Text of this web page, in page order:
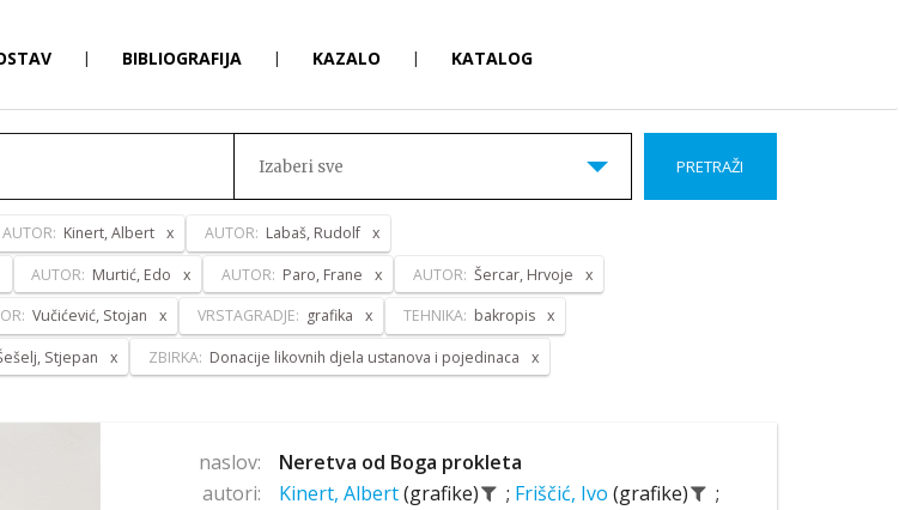
| BIBLIOGRAFIJA | KAZALO | KATALOG
Izaberi sve PRETRAŽI
AUTOR: Kinert, Albert AUTOR: Labaš, Rudolf
AUTOR: Murtić, Edo AUTOR: Paro, Frane AUTOR: Šercar, Hrvoje
Vučićević, Stojan VRSTAGRADJE: grafika TEHNIKA: bakropis
Stjepan ZBIRKA: Donacije likovnih djela ustanova i pojedinaca
naslov:
Neretva od Boga prokleta
autori:
Kinert, Albert(grafike) ; Friščić, Ivo (grafike)
;